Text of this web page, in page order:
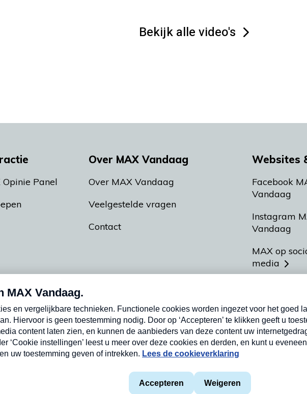
Bekijk alle video's
Opinie Panel
Over MAX Vandaag
Over MAX Vandaag
Veelgestelde vragen
Contact
Websites
Facebook
Vandaag
Instagram
Vandaag
MAX op
media
Meldpunt
Heel
Privacyverklaring Cookieverklaring